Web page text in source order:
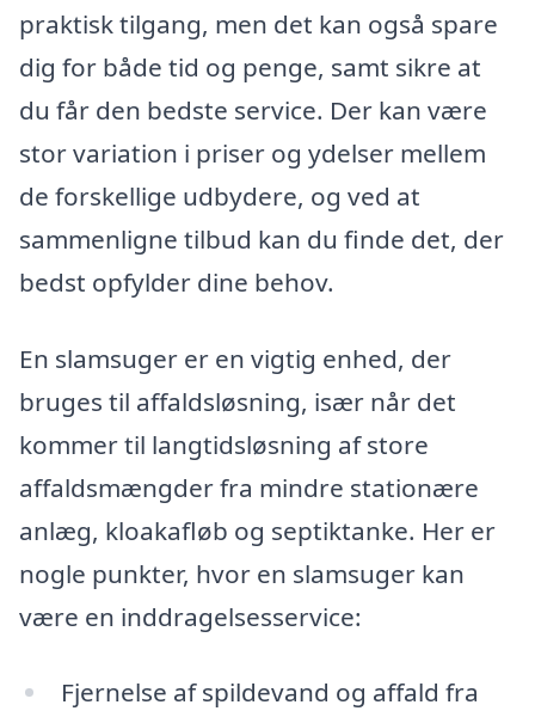
praktisk tilgang, men det kan også spare
dig for både tid og penge, samt sikre at
du får den bedste service. Der kan være
stor variation i priser og ydelser mellem
de forskellige udbydere, og ved at
sammenligne tilbud kan du finde det, der
bedst opfylder dine behov.
En slamsuger er en vigtig enhed, der
bruges til affaldsløsning, især når det
kommer til langtidsløsning af store
affaldsmængder fra mindre stationære
anlæg, kloakafløb og septiktanke. Her er
nogle punkter, hvor en slamsuger kan
være en inddragelsesservice:
Fjernelse af spildevand og affald fra